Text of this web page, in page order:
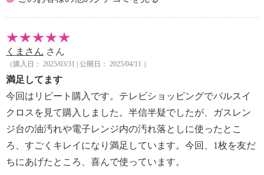
くまさん さん
（購入日： 2025/03/31 | 公開日： 2025/04/11 ）
満足してます
今回はリピート購入です。テレビショッピングでパルスイ
クロスを見て購入しました。半信半疑でしたが、ガスレン
ジ台の油汚れや電子レンジ内の汚れ落としに使ったとこ
ろ、すごくキレイになり満足しています。今回、1枚を友だ
ちにあげたところ、喜んで使っています。